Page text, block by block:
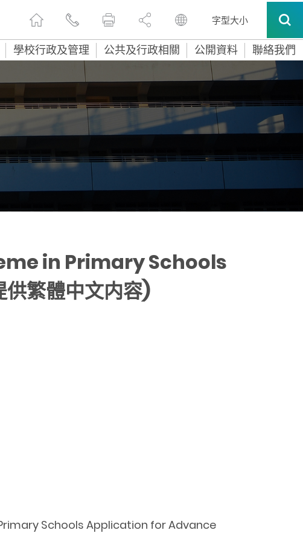
字型大小
學校行政及管理 公共及行政相關 公開資料 聯絡我們
in Primary Schools
繁體中文内容)
Schools Application for Advance